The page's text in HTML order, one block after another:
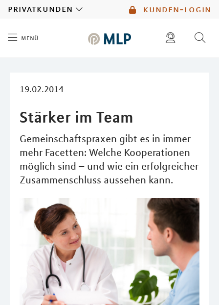
kunden-login
privatkunden
menü
19.02.2014
Stärker im Team
Gemeinschaftspraxen gibt es in immer
mehr Facetten: Welche Kooperationen
möglich sind – und wie ein erfolgreicher
Zusammenschluss aussehen kann.